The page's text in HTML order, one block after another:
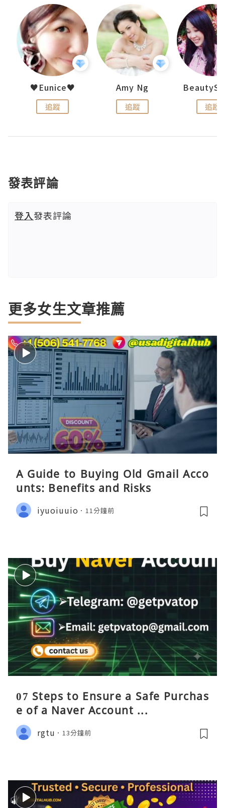
♥Eunice♥
追蹤
Amy Ng
追蹤 追蹤
發表評論
登入發表評論
更多女生文章推薦
A Guide to Buying Old Gmail Acco
unts: Benefits and Risks
iyuoiuuio 11分鐘前
07 Steps to Ensure a Safe Purchas
e of a Naver Account ...
rgtu 13分鐘前